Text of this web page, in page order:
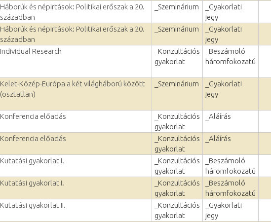
Háborúk és népirtások: Politikai erőszak a 20.
században
_Szeminárium
_Gyakorlati
jegy
Háborúk és népirtások: Politikai erőszak a 20.
században
_Szeminárium
_Gyakorlati
jegy
Individual Research
_Konzultációs
gyakorlat
_Beszámoló
háromfokozatú
Kelet-Közép-Európa a két világháború között
(osztatlan)
_Szeminárium
_Gyakorlati
jegy
Konferencia előadás
_Konzultációs
gyakorlat
_Aláírás
Konferencia előadás
_Konzultációs
gyakorlat
_Aláírás
Kutatási gyakorlat I.
_Konzultációs
gyakorlat
_Beszámoló
háromfokozatú
Kutatási gyakorlat I.
_Konzultációs
gyakorlat
_Beszámoló
háromfokozatú
Kutatási gyakorlat II.
_Konzultációs
gyakorlat
_Gyakorlati
jegy